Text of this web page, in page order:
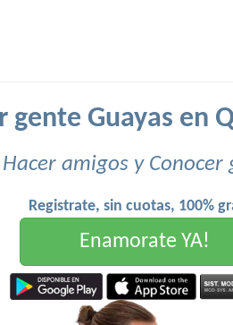
gente Guayas en
amigos y Conocer
Registrate, sin cuotas, 100%
Enamorate YA!